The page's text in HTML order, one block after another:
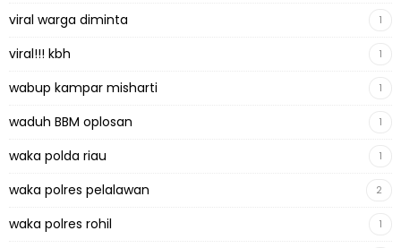
viral warga diminta 1
viral!!! kbh 1
wabup kampar misharti 1
waduh BBM oplosan 1
waka polda riau 1
waka polres pelalawan 2
waka polres rohil 1